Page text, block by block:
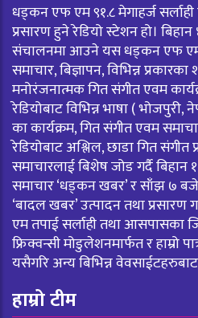
धड्कन एफ एम ९१.८ मेगाहर्ज
प्रसारण हुने रेडियो स्टेशन हो।
संचालनमा आउने यस धड्कन एफ
समाचार, बिज्ञापन, विभिन्न
मनोरंजनात्मक गित संगीत एवम
रेडियोबाट विभिन्न भाषा ( भोजपुरी,
का कार्यक्रम, गित संगीत एवम
रेडियोबाट अश्लिल, छाडा गित संगीत
समाचारलाई बिशेष जोड गर्दै बिहान
समाचार ‘धड्कन खबर’ र साँझ ७ बजे
‘बादल खबर’ उत्पादन तथा
एम तपाई सर्लाही तथा आसपासका
फ्रिक्वन्सी मोडुलेशनमार्फत र हाम्रो
यसैगरि अन्य बिभिन्न
हाम्रो टीम